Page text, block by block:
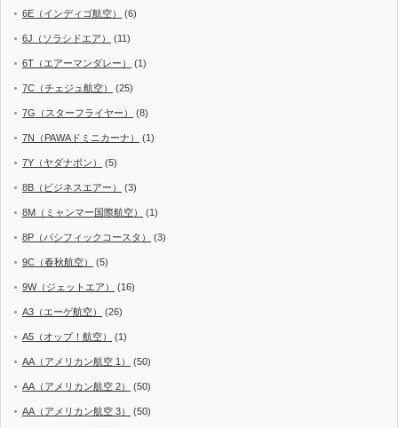
6E（インディゴ航空） (6)
6J（ソラシドエア） (11)
6T（エアーマンダレー） (1)
7C（チェジュ航空） (25)
7G（スターフライヤー） (8)
7N（PAWAドミニカーナ） (1)
7Y（ヤダナポン） (5)
8B（ビジネスエアー） (3)
8M（ミャンマー国際航空） (1)
8P（パシフィックコースタ） (3)
9C（春秋航空） (5)
9W（ジェットエア） (16)
A3（エーゲ航空） (26)
A5（オップ！航空） (1)
AA（アメリカン航空 1） (50)
AA（アメリカン航空 2） (50)
AA（アメリカン航空 3） (50)